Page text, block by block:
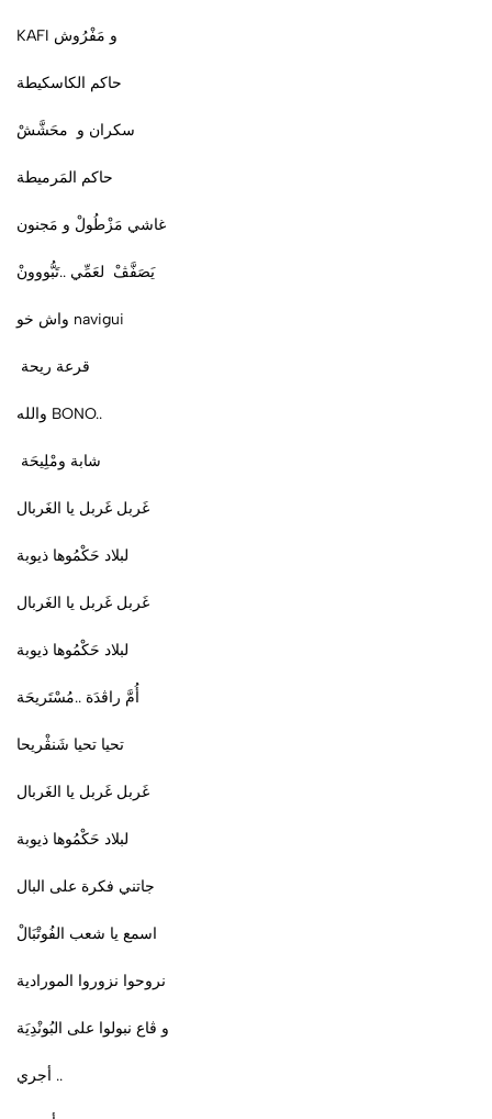
KAFI و مَفْرُوش
حاكم الكاسكيطة
سكران و محَشَّشْ
حاكم المَرميطة
غاشي مَزْطُولْ و مَجنون
يَصَفَّڤْ لعَمِّي ..تَبُّووونْ
واش خو navigui
قرعة ريحة
والله BONO..
شابة ومْلِيحَة
غَربل غَربل يا الغَربال
لبلاد حَكْمُوها ذيوبة
غَربل غَربل يا الغَربال
لبلاد حَكْمُوها ذيوبة
أُمَّ راڤدَة ..مُسْتَريحَة
تحيا تحيا شَنڤْريحا
غَربل غَربل يا الغَربال
لبلاد حَكْمُوها ذيوبة
جاتني فكرة على البال
اسمع يا شعب الفُوتْبَالْ
نروحوا نزوروا المورادية
و ڤاع نبولوا على البُونْدِيَة
أجري ..